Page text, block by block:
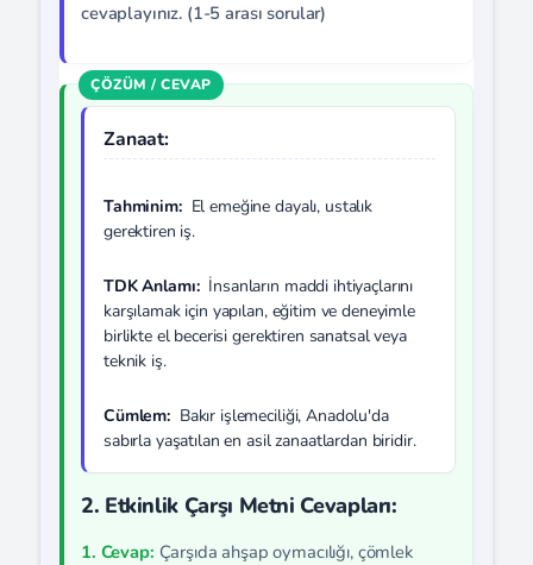
cevaplayınız. (1-5 arası sorular)
Zanaat:
Tahminim: El emeğine dayalı, ustalık
gerektiren iş.
TDK Anlamı: İnsanların maddi ihtiyaçlarını
karşılamak için yapılan, eğitim ve deneyimle
birlikte el becerisi gerektiren sanatsal veya
teknik iş.
Cümlem: Bakır işlemeciliği, Anadolu'da
sabırla yaşatılan en asil zanaatlardan biridir.
2. Etkinlik Çarşı Metni Cevapları:
1. Cevap: Çarşıda ahşap oymacılığı, çömlek